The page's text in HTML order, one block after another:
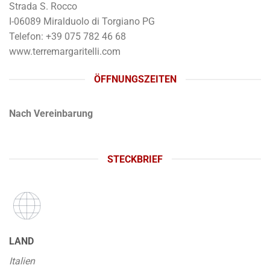
Strada S. Rocco
I-06089 Miralduolo di Torgiano PG
Telefon: +39 075 782 46 68
www.terremargaritelli.com
ÖFFNUNGSZEITEN
Nach Vereinbarung
STECKBRIEF
LAND
Italien